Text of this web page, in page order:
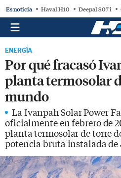
Es noticia Haval H10 Deepal S07 i
ENERGÍA
Por qué fracasó
planta termosolar
mundo
La Ivanpah Solar Power
oficialmente en febrero de
planta termosolar de torre
potencia bruta instalada de